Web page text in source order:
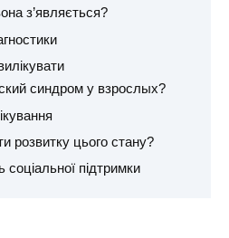
з’являється?
синдром у взрослых?
розвитку цього стану?
соціальної підтримки